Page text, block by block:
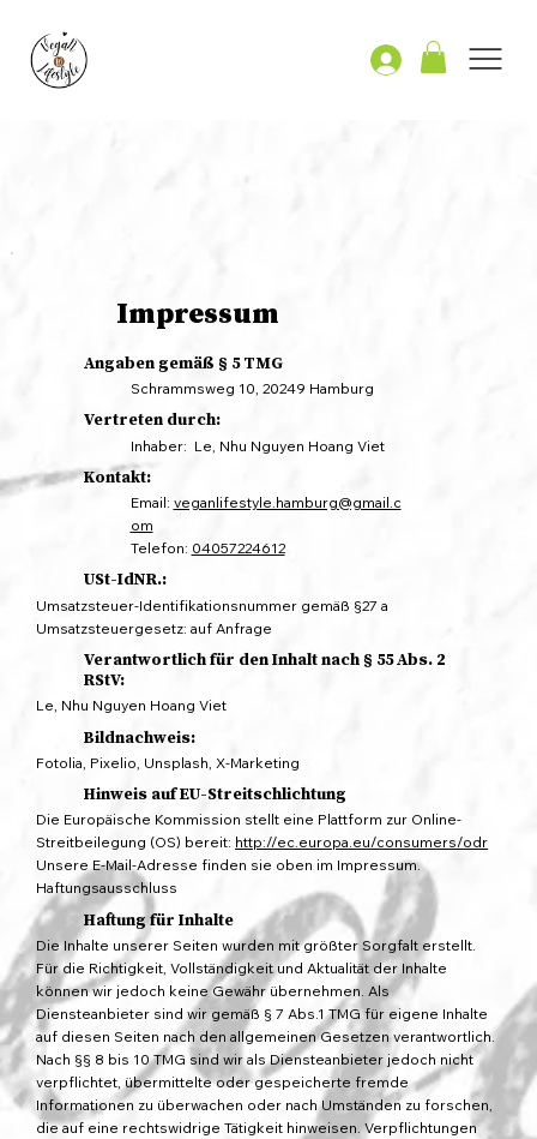
Impressum
Angaben gemäß § 5 TMG
Schrammsweg 10, 20249 Hamburg
Vertreten durch:
Inhaber: Le, Nhu Nguyen Hoang Viet
Kontakt:
Email: veganlifestyle.hamburg@gmail.c
om
Telefon: 04057224612
USt-IdNR.:
Umsatzsteuer-Identifikationsnummer gemäß §27 a
Umsatzsteuergesetz: auf Anfrage
Verantwortlich für den Inhalt nach § 55 Abs. 2
RStV:
Le, Nhu Nguyen Hoang Viet
Bildnachweis:
Fotolia, Pixelio, Unsplash, X-Marketing
Hinweis auf EU-Streitschlichtung
Die Europäische Kommission stellt eine Plattform zur Online-
Streitbeilegung (OS) bereit: http://ec.europa.eu/consumers/odr
Unsere E-Mail-Adresse finden sie oben im Impressum.
Haftungsausschluss
Haftung für Inhalte
Die Inhalte unserer Seiten wurden mit größter Sorgfalt erstellt.
Für die Richtigkeit, Vollständigkeit und Aktualität der Inhalte
können wir jedoch keine Gewähr übernehmen. Als
Diensteanbieter sind wir gemäß § 7 Abs.1 TMG für eigene Inhalte
auf diesen Seiten nach den allgemeinen Gesetzen verantwortlich.
Nach §§ 8 bis 10 TMG sind wir als Diensteanbieter jedoch nicht
verpflichtet, übermittelte oder gespeicherte fremde
Informationen zu überwachen oder nach Umständen zu forschen,
die auf eine rechtswidrige Tätigkeit hinweisen. Verpflichtungen